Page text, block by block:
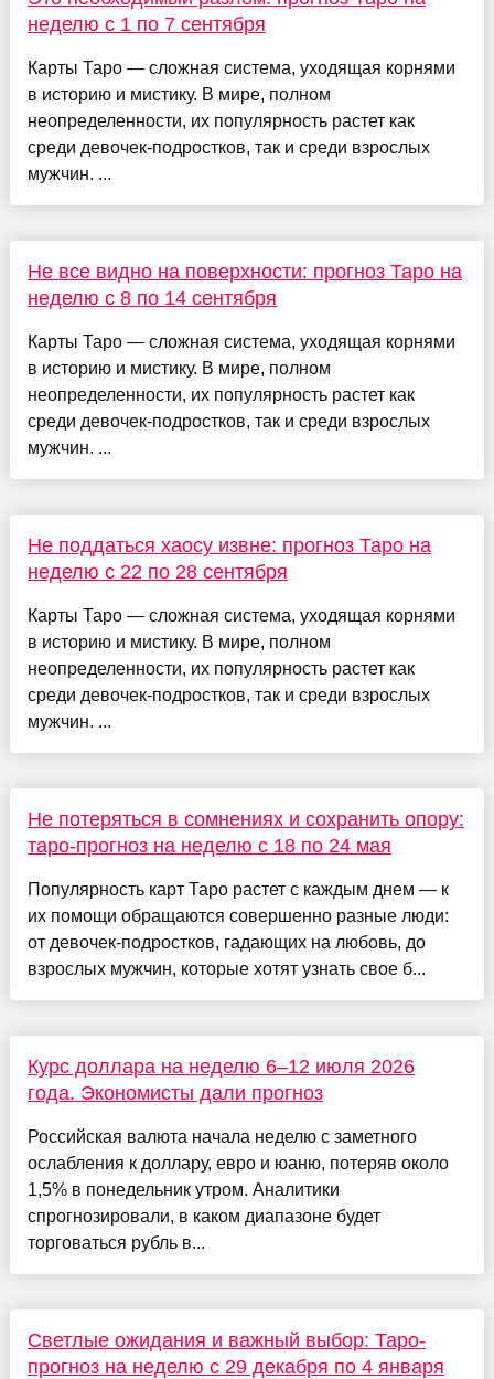
неделю с 1 по 7 сентября
Карты Таро — сложная система, уходящая корнями
в историю и мистику. В мире, полном
неопределенности, их популярность растет как
среди девочек-подростков, так и среди взрослых
мужчин. ...
Не все видно на поверхности: прогноз Таро на
неделю с 8 по 14 сентября
Карты Таро — сложная система, уходящая корнями
в историю и мистику. В мире, полном
неопределенности, их популярность растет как
среди девочек-подростков, так и среди взрослых
мужчин. ...
Не поддаться хаосу извне: прогноз Таро на
неделю с 22 по 28 сентября
Карты Таро — сложная система, уходящая корнями
в историю и мистику. В мире, полном
неопределенности, их популярность растет как
среди девочек-подростков, так и среди взрослых
мужчин. ...
Не потеряться в сомнениях и сохранить опору:
таро-прогноз на неделю с 18 по 24 мая
Популярность карт Таро растет с каждым днем — к
их помощи обращаются совершенно разные люди:
от девочек-подростков, гадающих на любовь, до
взрослых мужчин, которые хотят узнать свое б...
Курс доллара на неделю 6–12 июля 2026
года. Экономисты дали прогноз
Российская валюта начала неделю с заметного
ослабления к доллару, евро и юаню, потеряв около
1,5% в понедельник утром. Аналитики
спрогнозировали, в каком диапазоне будет
торговаться рубль в...
Светлые ожидания и важный выбор: Таро-
прогноз на неделю с 29 декабря по 4 января